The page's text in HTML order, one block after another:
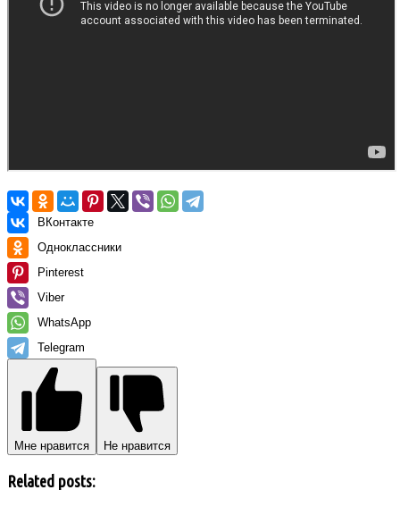
ВКонтакте
Одноклассники
Pinterest
Viber
WhatsApp
Telegram
Мне нравится Не нравится
Related posts: